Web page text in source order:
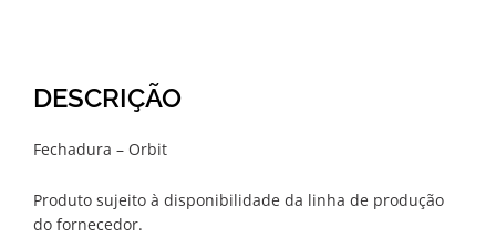
DESCRIÇÃO
Fechadura – Orbit
Produto sujeito à disponibilidade da linha de produção
do fornecedor.